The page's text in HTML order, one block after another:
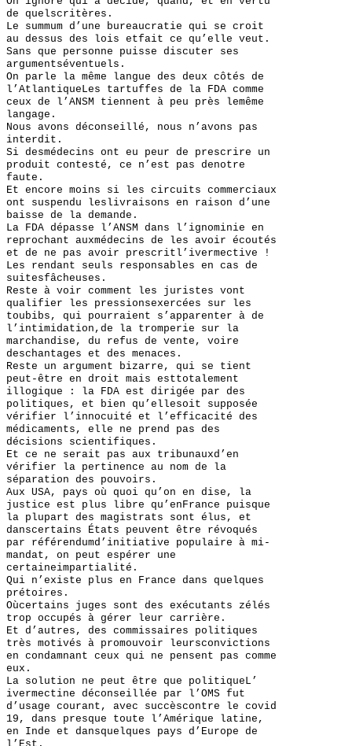
de quelscritères.
Le summum d’une bureaucratie qui se croit
au dessus des lois etfait ce qu’elle veut.
Sans que personne puisse discuter ses
argumentséventuels.
On parle la même langue des deux côtés de
l’AtlantiqueLes tartuffes de la FDA comme
ceux de l’ANSM tiennent à peu près lemême
langage.
Nous avons déconseillé, nous n’avons pas
interdit.
Si desmédecins ont eu peur de prescrire un
produit contesté, ce n’est pas denotre
faute.
Et encore moins si les circuits commerciaux
ont suspendu leslivraisons en raison d’une
baisse de la demande.
La FDA dépasse l’ANSM dans l’ignominie en
reprochant auxmédecins de les avoir écoutés
et de ne pas avoir prescritl’ivermective !
Les rendant seuls responsables en cas de
suitesfâcheuses.
Reste à voir comment les juristes vont
qualifier les pressionsexercées sur les
toubibs, qui pourraient s’apparenter à de
l’intimidation,de la tromperie sur la
marchandise, du refus de vente, voire
deschantages et des menaces.
Reste un argument bizarre, qui se tient
peut-être en droit mais esttotalement
illogique : la FDA est dirigée par des
politiques, et bien qu’ellesoit supposée
vérifier l’innocuité et l’efficacité des
médicaments, elle ne prend pas des
décisions scientifiques.
Et ce ne serait pas aux tribunauxd’en
vérifier la pertinence au nom de la
séparation des pouvoirs.
Aux USA, pays où quoi qu’on en dise, la
justice est plus libre qu’enFrance puisque
la plupart des magistrats sont élus, et
danscertains États peuvent être révoqués
par référendumd’initiative populaire à mi-
mandat, on peut espérer une
certaineimpartialité.
Qui n’existe plus en France dans quelques
prétoires.
Oùcertains juges sont des exécutants zélés
trop occupés à gérer leur carrière.
Et d’autres, des commissaires politiques
très motivés à promouvoir leursconvictions
en condamnant ceux qui ne pensent pas comme
eux.
La solution ne peut être que politiqueL’
ivermectine déconseillée par l’OMS fut
d’usage courant, avec succèscontre le covid
19, dans presque toute l’Amérique latine,
en Inde et dansquelques pays d’Europe de